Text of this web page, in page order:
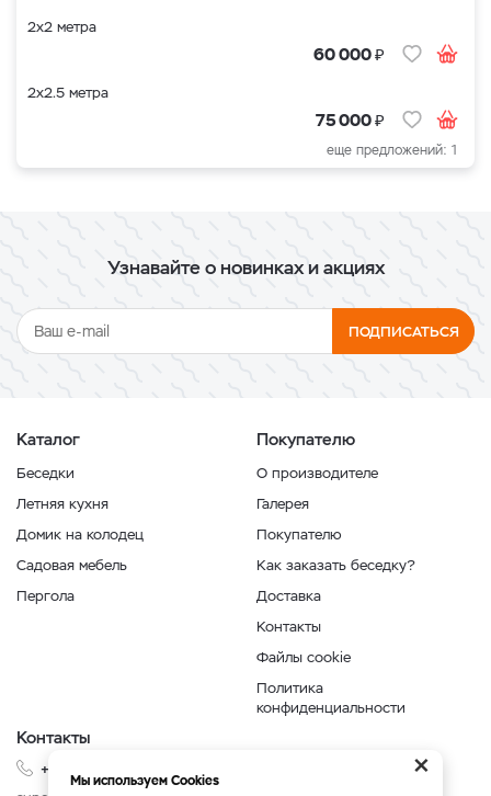
2х2 метра
60 000₽
2х2.5 метра
75 000₽
еще предложений: 1
Узнавайте о новинках и акциях
ПОДПИСАТЬСЯ
Каталог
Беседки
Летняя кухня
Домик на колодец
Садовая мебель
Пергола
Покупателю
О производителе
Галерея
Покупателю
Как заказать беседку?
Доставка
Контакты
Файлы cookie
Политика
конфиденциальности
Контакты
+7 999 210-35-35
×
Мы используем Cookies